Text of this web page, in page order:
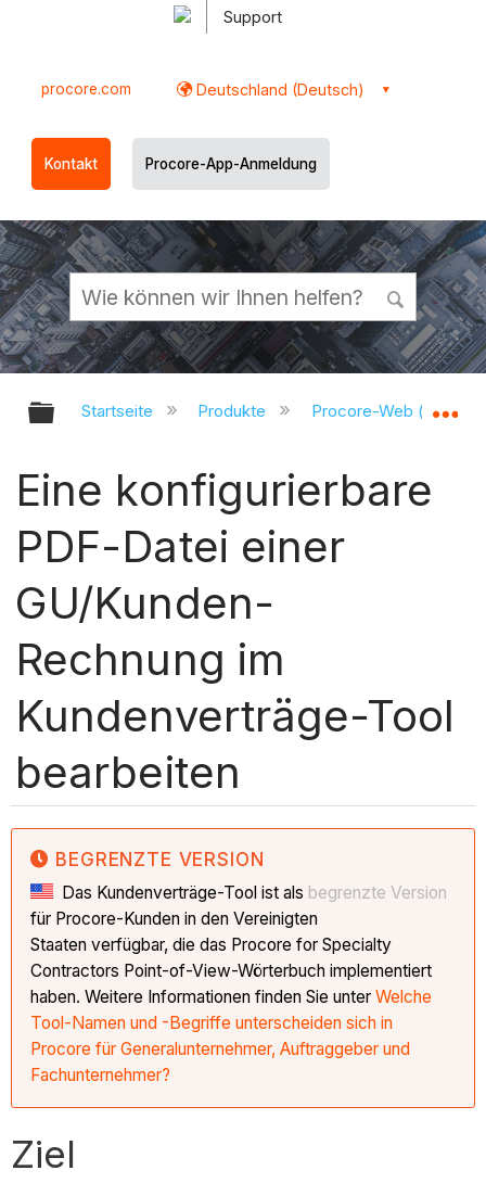
Support
procore.com Deutschland (Deutsch)
Kontakt Procore-App-Anmeldung
Globale Hierarchie auf- und
Startseite Produkte Procore-Web
Eine konfigurierbare
PDF-Datei einer
GU/Kunden-
Rechnung im
Kundenverträge-Tool
bearbeiten
BEGRENZTE VERSION
Das Kundenverträge-Tool ist als begrenzte Version
für Procore-Kunden in den Vereinigten
Staaten verfügbar, die das Procore for Specialty
Contractors Point-of-View-Wörterbuch implementiert
haben. Weitere Informationen finden Sie unterWelche
Tool-Namen und -Begriffe unterscheiden sich in
Procore für Generalunternehmer, Auftraggeber und
Fachunternehmer?
Ziel